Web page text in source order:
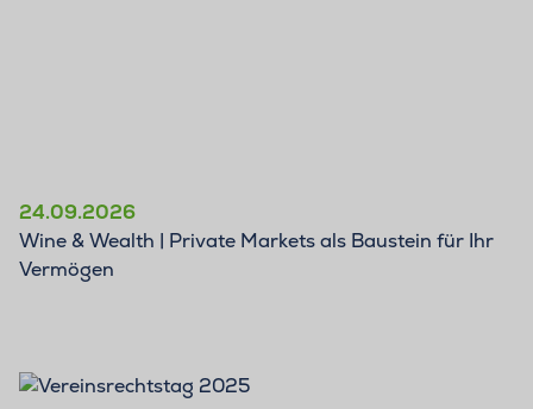
24.09.2026
Wine & Wealth | Private Markets als Baustein für Ihr
Vermögen